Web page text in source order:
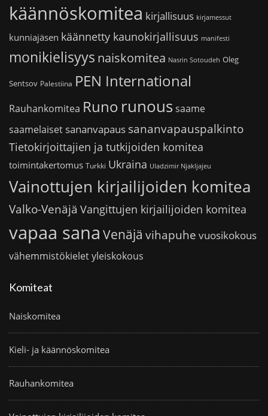
käännöskomitea kirjallisuus kirjamessut
kunniajäsen käännetty kaunokirjallisuus manifesti
monikielisyys naiskomitea Nasrin Sotoudeh Oleg
Sentsov Palestiina PEN International
Rauhankomitea Runo runoussaame
saamelaiset sananvapaus sananvapauspalkinto
Tietokirjoittajien ja tutkijoiden komitea
toimintakertomus Turkki Ukraina Uladzimir Njakljajeu
Vainottujen kirjailijoiden komitea
Valko-Venäjä Vangittujen kirjailijoiden komitea
vapaa sana Venäjä vihapuhe vuosikokous
vähemmistökieletyleiskokous
Komiteat
Naiskomitea
Kieli- ja käännöskomitea
Rauhankomitea